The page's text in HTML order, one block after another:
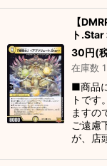
【
ト
30円(
在庫数
■商品
トです
ますの
ご遠慮
が、店